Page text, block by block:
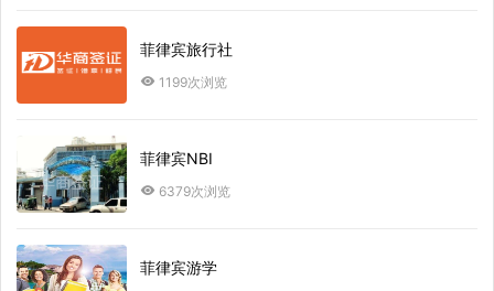
菲律宾旅行社
1199次浏览
菲律宾NBI
6379次浏览
菲律宾游学